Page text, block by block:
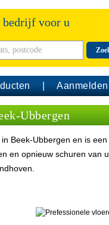
voor u
Aanmelden
Ubbergen
Beek-Ubbergen en is
en opnieuw schuren van